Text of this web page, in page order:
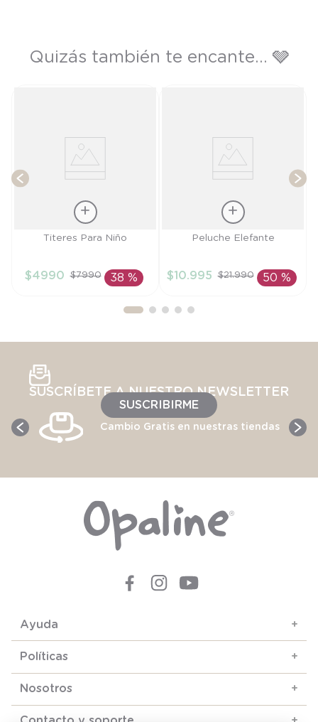
Quizás también te encante... 🩶
AÑADIR AL
Titeres Para Niño
$4990 $7990 38 %
AÑADIR AL
Peluche Elefante
$10.995 $21.990 50 %
SUSCRÍBETE A NUESTRO NEWSLETTER
SUSCRIBIRME
Cambio Gratis en nuestras tiendas
Ayuda +
Políticas +
Nosotros +